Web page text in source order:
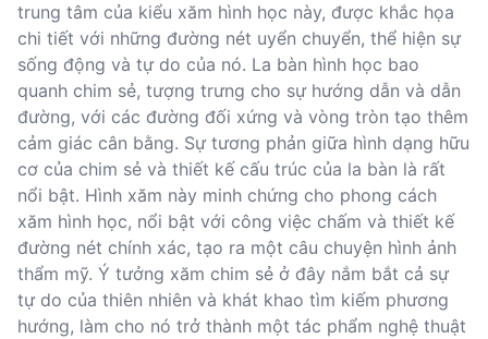
trung tâm của kiểu xăm hình học này, được khắc họa
chi tiết với những đường nét uyển chuyển, thể hiện sự
sống động và tự do của nó. La bàn hình học bao
quanh chim sẻ, tượng trưng cho sự hướng dẫn và dẫn
đường, với các đường đối xứng và vòng tròn tạo thêm
cảm giác cân bằng. Sự tương phản giữa hình dạng hữu
cơ của chim sẻ và thiết kế cấu trúc của la bàn là rất
nổi bật. Hình xăm này minh chứng cho phong cách
xăm hình học, nổi bật với công việc chấm và thiết kế
đường nét chính xác, tạo ra một câu chuyện hình ảnh
thẩm mỹ. Ý tưởng xăm chim sẻ ở đây nắm bắt cả sự
tự do của thiên nhiên và khát khao tìm kiếm phương
hướng, làm cho nó trở thành một tác phẩm nghệ thuật